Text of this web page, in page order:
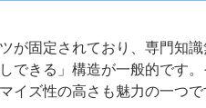
が固定されており、専門知
できる」構造が一般的です
イズ性の高さも魅力の一つで